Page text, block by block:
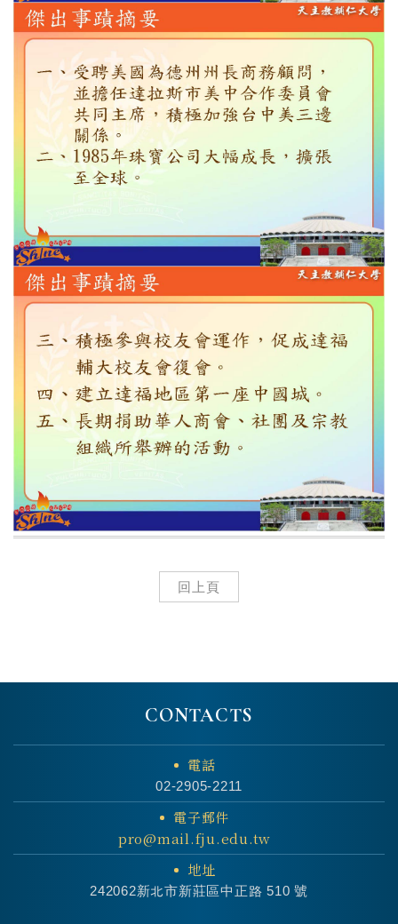
回上頁
CONTACTS
電話
02-2905-2211
電子郵件
pro@mail.fju.edu.tw
地址
242062新北市新莊區中正路 510 號